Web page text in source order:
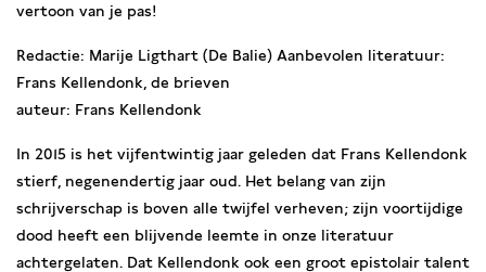
vertoon van je pas!
Redactie: Marije Ligthart (De Balie) Aanbevolen literatuur:
Frans Kellendonk, de brieven
auteur: Frans Kellendonk
In 2015 is het vijfentwintig jaar geleden dat Frans Kellendonk
stierf, negenendertig jaar oud. Het belang van zijn
schrijverschap is boven alle twijfel verheven; zijn voortijdige
dood heeft een blijvende leemte in onze literatuur
achtergelaten. Dat Kellendonk ook een groot epistolair talent